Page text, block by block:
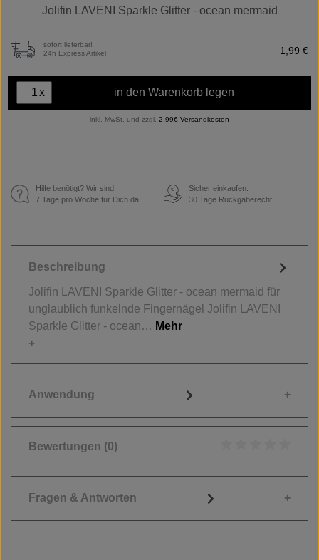
Jolifin LAVENI Sparkle Glitter - ocean mermaid
sofort lieferbar!
24h Express Artikel
1,99 €
x in den Warenkorb legen
inkl. MwSt. und zzgl. 2,99€ Versandkosten
Hilfe benötigt? Wir sind
7 Tage pro Woche für Dich da.
€
Sicher einkaufen.
30 Tage Rückgaberecht
Beschreibung
Jolifin LAVENI Sparkle Glitter - ocean mermaid für
unglaublich funkelnde Fingernägel Jolifin LAVENI
Sparkle Glitter - ocean… Mehr
Anwendung
Bewertungen (0)
Fragen & Antworten